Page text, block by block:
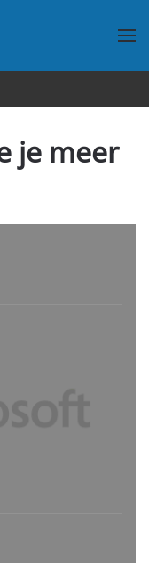
je meer